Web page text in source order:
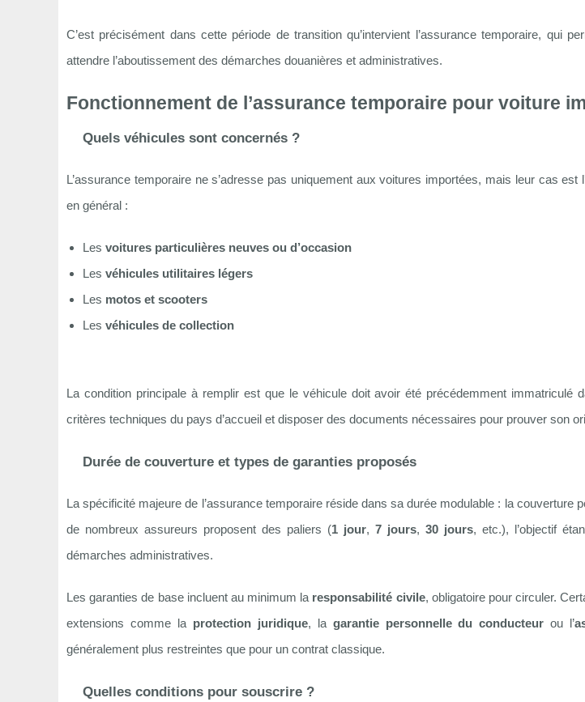
C’est précisément dans cette période de transition qu’intervient l’assurance temporaire, qui
attendre l’aboutissement des démarches douanières et administratives.
Fonctionnement de l’assurance temporaire pour voiture
Quels véhicules sont concernés ?
L’assurance temporaire ne s’adresse pas uniquement aux voitures importées, mais leur cas est
en général :
Les voitures particulières neuves ou d’occasion
Les véhicules utilitaires légers
Les motos et scooters
Les véhicules de collection
La condition principale à remplir est que le véhicule doit avoir été précédemment immatriculé
critères techniques du pays d’accueil et disposer des documents nécessaires pour prouver son
Durée de couverture et types de garanties proposés
La spécificité majeure de l’assurance temporaire réside dans sa durée modulable : la couverture
de nombreux assureurs proposent des paliers (1 jour, 7 jours, 30 jours, etc.), l’objectif
démarches administratives.
Les garanties de base incluent au minimum la responsabilité civile, obligatoire pour circuler.
extensions comme la protection juridique, la garantie personnelle du conducteur ou l’
généralement plus restreintes que pour un contrat classique.
Quelles conditions pour souscrire ?